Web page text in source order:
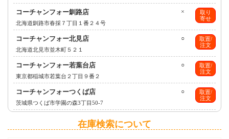
取り
寄せ
×
コーチャンフォー釧路店
北海道釧路市春採７丁目１番２４号
取置/
注文
○
コーチャンフォー北見店
北海道北見市並木町５２１
取置/
注文
○
コーチャンフォー若葉台店
東京都稲城市若葉台２丁目９番２
取置/
注文
○
コーチャンフォーつくば店
茨城県つくば市学園の森3丁目50-7
在庫検索について